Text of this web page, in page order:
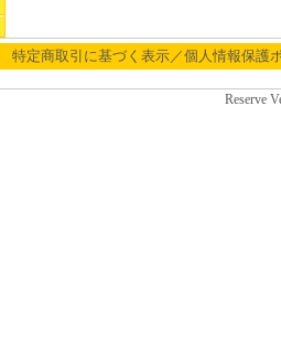
特定商取引に基づく表示／個人情報保護
Reserve